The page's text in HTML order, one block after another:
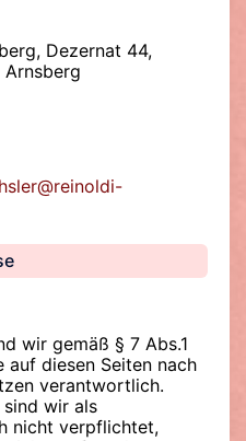
Dezernat 44,
Arnsberg
wir gemäß § 7 Abs.1
auf diesen Seiten nach
verantwortlich.
sind wir als
nicht verpflichtet,